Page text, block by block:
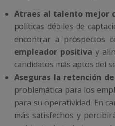
Atraes al talento mejor
políticas débiles de
encontrar a prospectos
empleador positiva y
candidatos más aptos del
Aseguras la retención
problemática para los
para su operatividad. En
más satisfechos y